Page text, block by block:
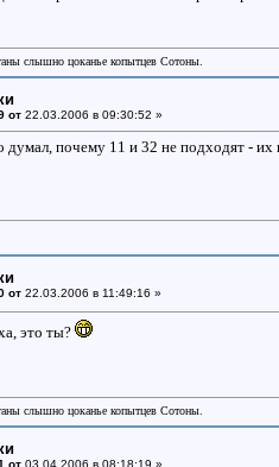
слышно цоканье копытцев Сотоны.
от 22.03.2006 в 09:30:52 »
думал, почему 11 и 32 не подходят - их
от 22.03.2006 в 11:49:16 »
это ты?
слышно цоканье копытцев Сотоны.
от 03.04.2006 в 08:18:19 »